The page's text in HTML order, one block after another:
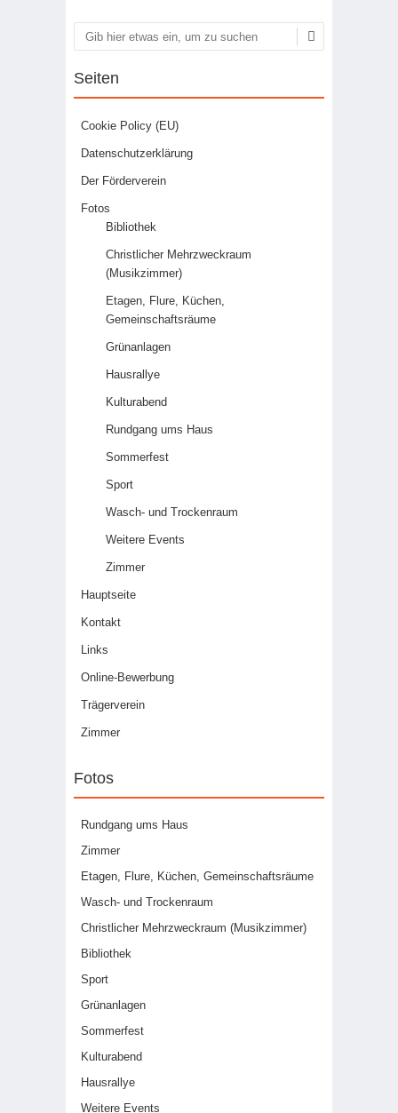
Suchen
Seiten
Cookie Policy (EU)
Datenschutzerklärung
Der Förderverein
Fotos
Bibliothek
Christlicher Mehrzweckraum
(Musikzimmer)
Etagen, Flure, Küchen,
Gemeinschaftsräume
Grünanlagen
Hausrallye
Kulturabend
Rundgang ums Haus
Sommerfest
Sport
Wasch- und Trockenraum
Weitere Events
Zimmer
Hauptseite
Kontakt
Links
Online-Bewerbung
Trägerverein
Zimmer
Fotos
Rundgang ums Haus
Zimmer
Etagen, Flure, Küchen, Gemeinschaftsräume
Wasch- und Trockenraum
Christlicher Mehrzweckraum (Musikzimmer)
Bibliothek
Sport
Grünanlagen
Sommerfest
Kulturabend
Hausrallye
Weitere Events